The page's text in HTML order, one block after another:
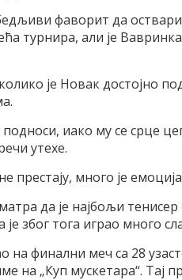
фаворит да
турнира, али је
је Новак достојно
иако му се срце
утехе.
престају, много је
да је најбољи
због тога играо много
на финални меч са 28
на „Куп мускетара“. Тај